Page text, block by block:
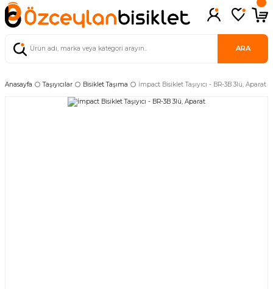
ARA
Anasayfa Taşıyıcılar Bisiklet Taşıma İmpact Bisiklet Taşıyıcı - BR-3B 3lü, Aparat